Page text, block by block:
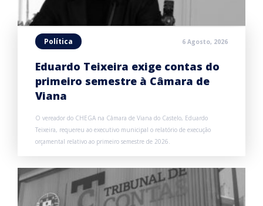
Política 6 Agosto, 2026
Eduardo Teixeira exige contas do
primeiro semestre à Câmara de
Viana
O vereador do CHEGA na Câmara de Viana do Castelo, Eduardo
Teixeira, requereu ao executivo municipal o relatório de execução
orçamental relativo ao primeiro semestre de 2026.